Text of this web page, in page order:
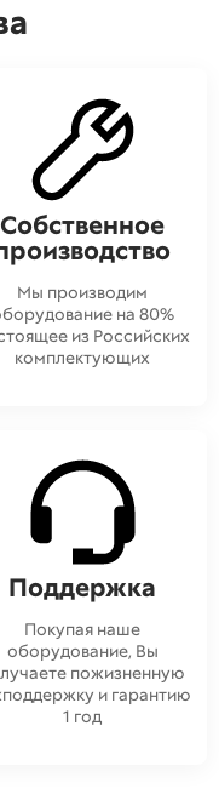
Собственное
Мы производим
на 80%
из Российских
комплектующих
Поддержка
Покупая наше
оборудование, Вы
пожизненную
и гарантию
1 год